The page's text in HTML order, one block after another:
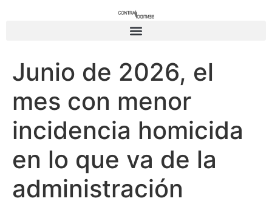
Junio de 2026, el
mes con menor
incidencia homicida
en lo que va de la
administración